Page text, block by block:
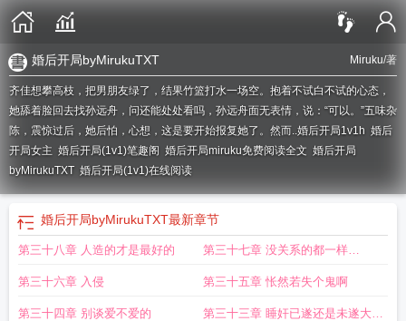
Miruku/著
婚后开局byMirukuTXT
齐佳想攀高枝，把男朋友绿了，结果竹篮打水一场空。抱着不试白不试的心态，
她舔着脸回去找孙远舟，问还能处处看吗，孙远舟面无表情，说：“可以。”五味杂
陈，震惊过后，她后怕，心想，这是要开始报复她了。然而..婚后开局1v1h 婚后
开局女主 婚后开局(1v1)笔趣阁 婚后开局miruku免费阅读全文 婚后开局
byMirukuTXT 婚后开局(1v1)在线阅读
婚后开局byMirukuTXT最新章节
第三十八章 人造的才是最好的 第三十七章 没关系的都一样
12010912021218120095t
120044120212м
第三十六章 入侵 第三十五章 怅然若失个鬼啊
第三十四章 别谈爱不爱的 第三十三章 睡奸已遂还是未遂大量